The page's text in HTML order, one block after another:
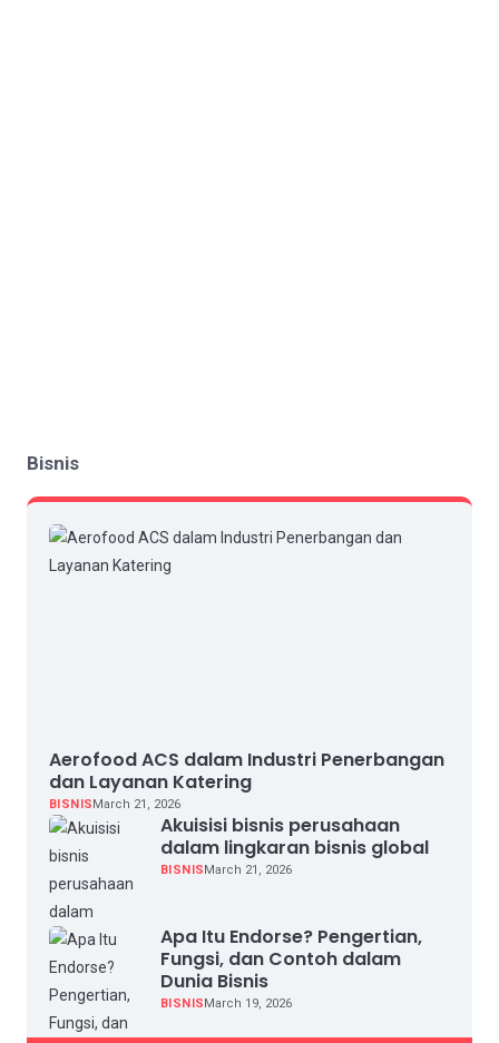
Bisnis
Aerofood ACS dalam Industri Penerbangan
dan Layanan Katering
BISNIS March 21, 2026
Akuisisi bisnis perusahaan
dalam lingkaran bisnis global
BISNIS March 21, 2026
Apa Itu Endorse? Pengertian,
Fungsi, dan Contoh dalam
Dunia Bisnis
BISNIS March 19, 2026